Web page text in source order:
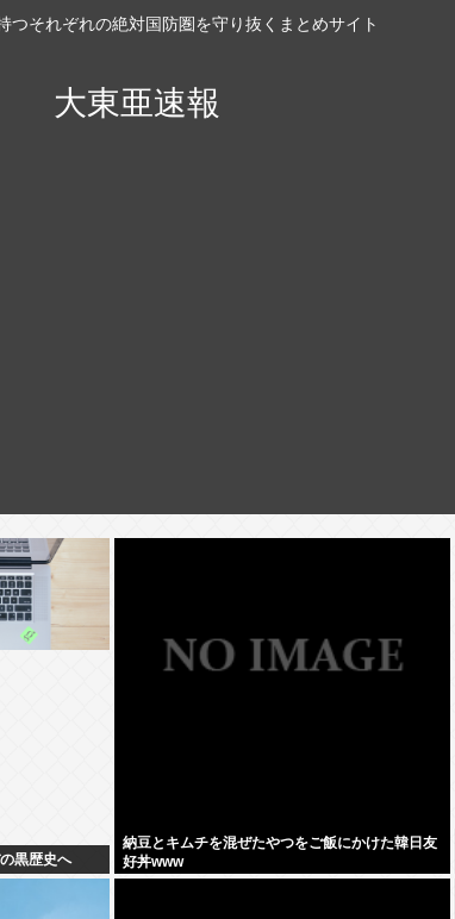
つそれぞれの絶対国防圏を守り抜くまとめサイト
大東亜速報
黒歴史へ
納豆とキムチを混ぜたやつをご飯にかけた韓日友
好丼www